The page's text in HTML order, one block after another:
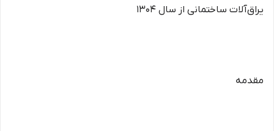
یراق‌آلات ساختمانی از سال ۱۳۰۴
مقدمه